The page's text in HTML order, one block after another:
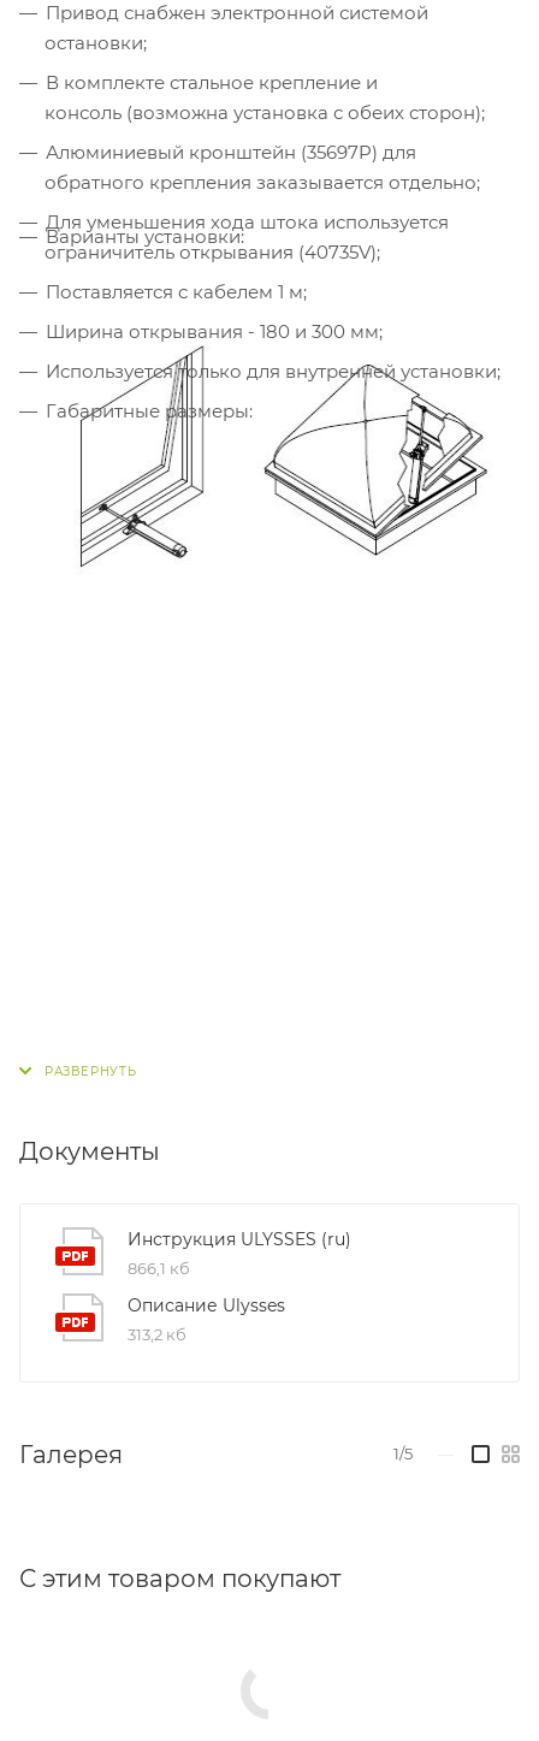
Привод снабжен электронной системой
остановки;
В комплекте стальное крепление и
консоль (возможна установка с обеих сторон);
Алюминиевый кронштейн (35697P) для
обратного крепления заказывается отдельно;
Для уменьшения хода штока используется
ограничитель открывания (40735V);
Поставляется с кабелем 1 м;
Ширина открывания - 180 и 300 мм;
Используется только для внутренней установки;
Габаритные размеры:
Варианты установки:
Документы
Инструкция ULYSSES (ru)
866,1 кб
Описание Ulysses
313,2 кб
Галерея 1/5
С этим товаром покупают